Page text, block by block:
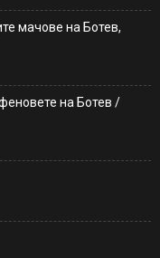
мачове на Ботев,
на Ботев /